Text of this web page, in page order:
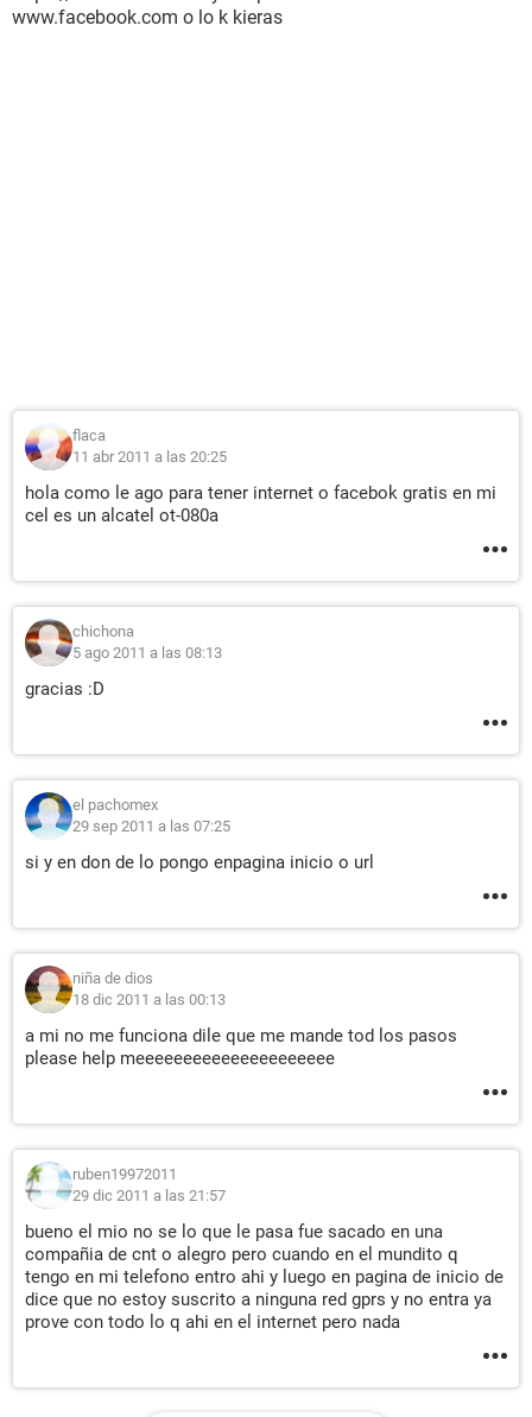
www.facebook.com o lo k kieras
flaca
11 abr 2011 a las 20:25
hola como le ago para tener internet o facebok gratis en mi
cel es un alcatel ot-080a
chichona
5 ago 2011 a las 08:13
gracias :D
el pachomex
29 sep 2011 a las 07:25
si y en don de lo pongo enpagina inicio o url
niña de dios
18 dic 2011 a las 00:13
a mi no me funciona dile que me mande tod los pasos
please help meeeeeeeeeeeeeeeeeeeee
ruben19972011
29 dic 2011 a las 21:57
bueno el mio no se lo que le pasa fue sacado en una
compañia de cnt o alegro pero cuando en el mundito q
tengo en mi telefono entro ahi y luego en pagina de inicio de
dice que no estoy suscrito a ninguna red gprs y no entra ya
prove con todo lo q ahi en el internet pero nada